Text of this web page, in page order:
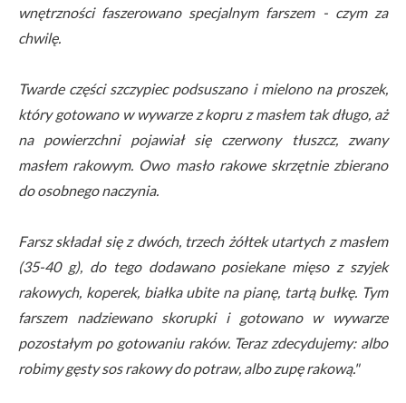
wnętrzności faszerowano specjalnym farszem - czym za
chwilę.
Twarde części szczypiec podsuszano i mielono na proszek,
który gotowano w wywarze z kopru z masłem tak długo, aż
na powierzchni pojawiał się czerwony tłuszcz, zwany
masłem rakowym. Owo masło rakowe skrzętnie zbierano
do osobnego naczynia.
Farsz składał się z dwóch, trzech żółtek utartych z masłem
(35-40 g), do tego dodawano posiekane mięso z szyjek
rakowych, koperek, białka ubite na pianę, tartą bułkę. Tym
farszem nadziewano skorupki i gotowano w wywarze
pozostałym po gotowaniu raków. Teraz zdecydujemy: albo
robimy gęsty sos rakowy do potraw, albo zupę rakową."